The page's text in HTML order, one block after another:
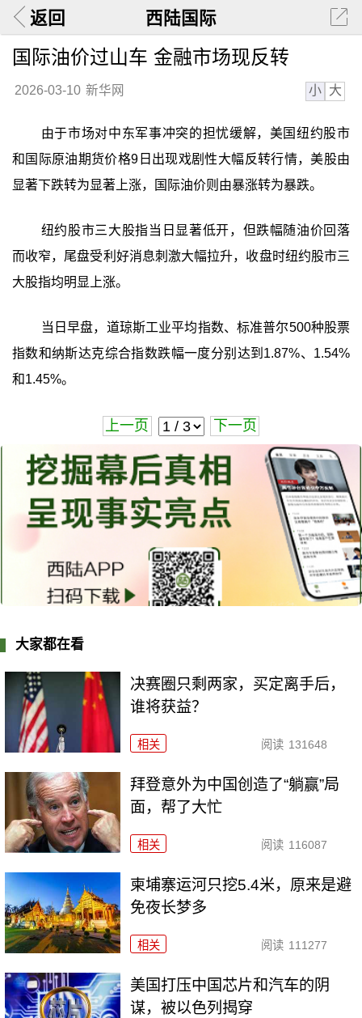
返回 西陆国际
国际油价过山车 金融市场现反转
2026-03-10 新华网 小 大
由于市场对中东军事冲突的担忧缓解，美国纽约股市
和国际原油期货价格9日出现戏剧性大幅反转行情，美股由
显著下跌转为显著上涨，国际油价则由暴涨转为暴跌。
纽约股市三大股指当日显著低开，但跌幅随油价回落
而收窄，尾盘受利好消息刺激大幅拉升，收盘时纽约股市三
大股指均明显上涨。
当日早盘，道琼斯工业平均指数、标准普尔500种股票
指数和纳斯达克综合指数跌幅一度分别达到1.87%、1.54%
和1.45%。
上一页 下一页
大家都在看
决赛圈只剩两家，买定离手后，
谁将获益？
相关 阅读 131648
拜登意外为中国创造了“躺赢”局
面，帮了大忙
相关 阅读 116087
柬埔寨运河只挖5.4米，原来是避
免夜长梦多
相关 阅读 111277
美国打压中国芯片和汽车的阴
谋，被以色列揭穿